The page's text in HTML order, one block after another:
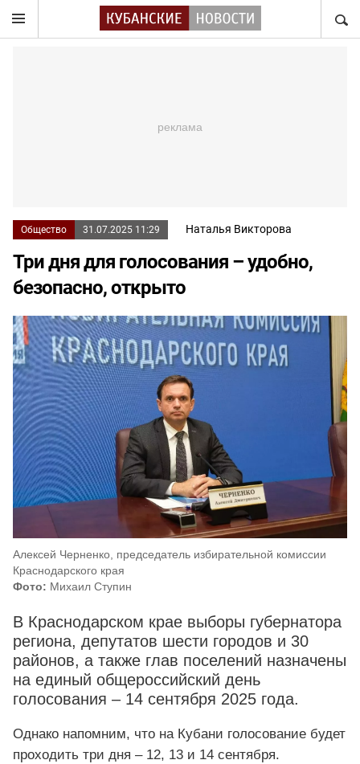
Общество 31.07.2025 11:29 Наталья Викторова
Три дня для голосования – удобно,
безопасно, открыто
Алексей Черненко, председатель избирательной комиссии
Краснодарского края
Фото: Михаил Ступин
В Краснодарском крае выборы губернатора
региона, депутатов шести городов и 30
районов, а также глав поселений назначены
на единый общероссийский день
голосования – 14 сентября 2025 года.
Однако напомним, что на Кубани голосование будет
проходить три дня – 12, 13 и 14 сентября.